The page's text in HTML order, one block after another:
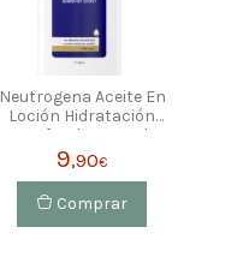
Neutrogena Aceite En
Loción Hidratación
Profunda 400 Ml
9,90€
Comprar